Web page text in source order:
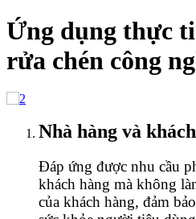
Ứng dụng thực
rửa chén công
Nhà hàng và
Đáp ứng được nhu cầu
khách hàng mà không
của khách hàng, đảm